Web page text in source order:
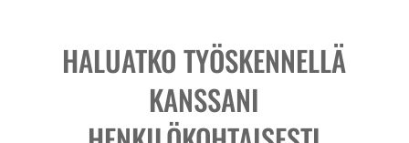
HALUATKO TYÖSKENNELLÄ
KANSSANI